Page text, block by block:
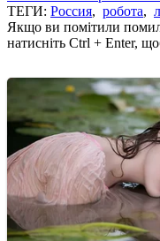
ТЕГИ: Россия, робота,
Якщо ви помітили
натисніть Ctrl + Enter,